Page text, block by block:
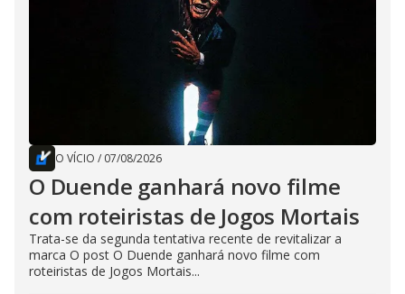
O VÍCIO / 07/08/2026
O Duende ganhará novo filme
com roteiristas de Jogos Mortais
Trata-se da segunda tentativa recente de revitalizar a
marca O post O Duende ganhará novo filme com
roteiristas de Jogos Mortais...